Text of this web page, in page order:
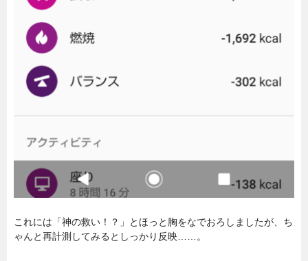
これには「神の救い！？」とほっと胸をなでおろしましたが、ち
ゃんと再計測してみるとしっかり反映……。